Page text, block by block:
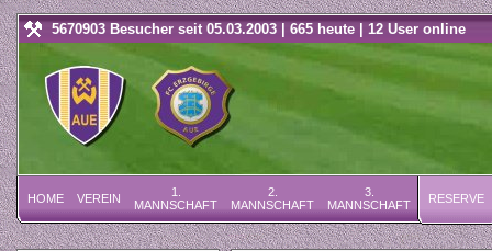
5670903 Besucher seit 05.03.2003 | 665 heute | 12 User online
HOME VEREIN
1.
MANNSCHAFT
2.
MANNSCHAFT
3.
MANNSCHAFT
RESERVE